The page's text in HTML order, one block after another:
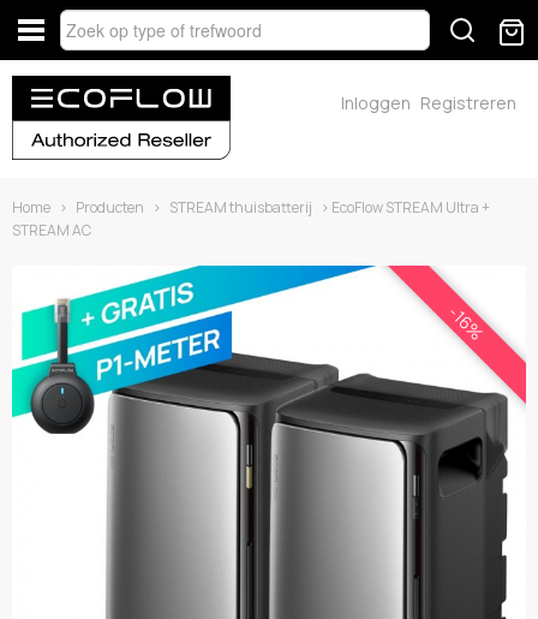
Inloggen Registreren
Home › Producten › STREAM thuisbatterij › EcoFlow STREAM Ultra +
STREAM AC
-16%